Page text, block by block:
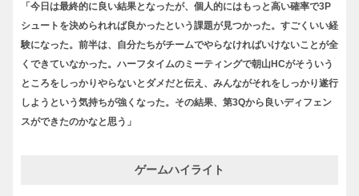
「今日は最終的に良い結果となったが、個人的にはもっと高い確率で3P
シュートを決められれば良かったという課題が見つかった。すごくいい経
験になった。前半は、自分たちがチームでやらなければいけないことが全
くできていなかった。ハーフタイムのミーティングで朝山HCがそういう
ところをしっかりやらないとダメだと伝え、みんながそれをしっかり遂行
しようという気持ちが強くなった。その結果、第3Qから良いディフェン
スができたのかなと思う」
ゲームハイライト